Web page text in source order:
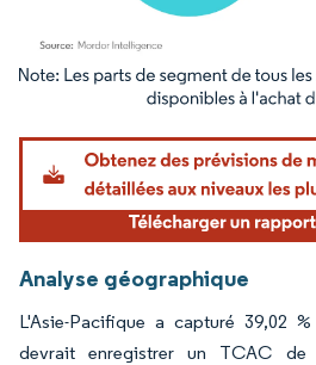
Image © Mordor Intelligence. La réutilisation
Analyse géographique
L'Asie-Pacifique a capturé 39,02
devrait enregistrer un TCAC de